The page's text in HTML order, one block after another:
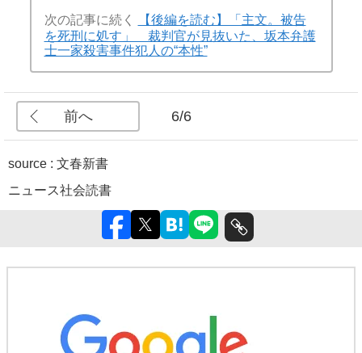
次の記事に続く
【後編を読む】「主文。被告
を死刑に処す」 裁判官が見抜いた、坂本弁護
士一家殺害事件犯人の“本性”
前へ 6/6
source : 文春新書
ニュース社会読書